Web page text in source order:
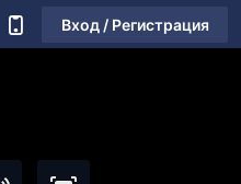
Вход / Регистрация